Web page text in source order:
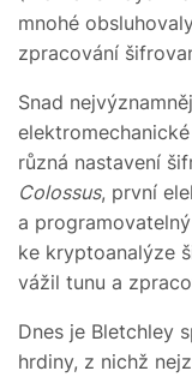
mnohé
zpracování
Snad
různá nastavení
Colossus, první
a
ke kryptoanalýze
vážil tunu a
Dnes je Bletchley
hrdiny, z nichž